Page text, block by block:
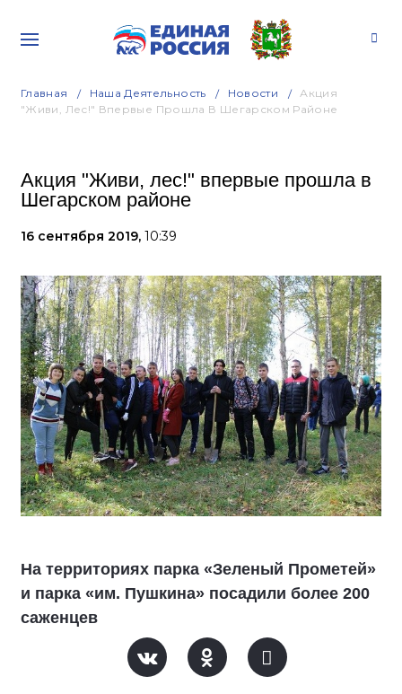
Главная Наша Деятельность Новости
Акция
"Живи, Лес!" Впервые Прошла В Шегарском Районе
Акция "Живи, лес!" впервые прошла в
Шегарском районе
16 сентября 2019, 10:39
На территориях парка «Зеленый Прометей»
и парка «им. Пушкина» посадили более 200
саженцев